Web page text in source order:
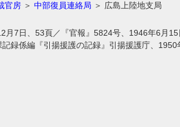
官房 ＞ 中部復員連絡局 ＞ 広島上陸地支局
7日、53頁／『官報』5824号、1946年6月15
録係編『引揚援護の記録』引揚援護庁、1950